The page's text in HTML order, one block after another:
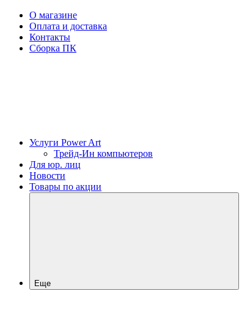
О магазине
Оплата и доставка
Контакты
Сборка ПК
Услуги Power Art
Трейд-Ин компьютеров
Для юр. лиц
Новости
Товары по акции
Еще